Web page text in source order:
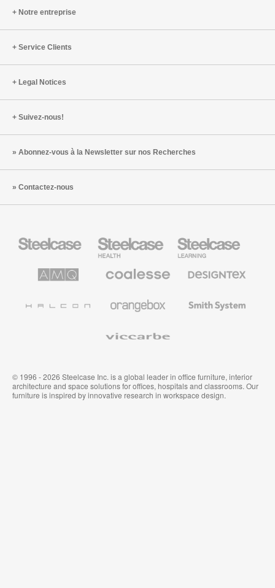
Notre entreprise
Service Clients
Legal Notices
Suivez-nous!
Abonnez-vous à la Newsletter sur nos Recherches
Contactez-nous
Health
Mobilier
pour
secteur
Solutions
Mobilier
Premium
Textiles
Muraux
System
© 1996 - 2026 Steelcase Inc. is a global leader in office furniture, interior
architecture and space solutions for offices, hospitals and classrooms. Our
furniture is inspired by innovative research in workspace design.